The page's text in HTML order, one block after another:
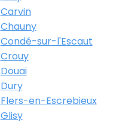
Carvin
Chauny
Condé-sur-l'Escaut
Crouy
Douai
Dury
Flers-en-Escrebieux
Glisy